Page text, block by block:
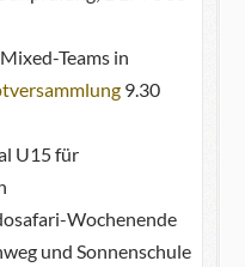
Teams in
9.30
U15 für
Wochenende
und Sonnenschule